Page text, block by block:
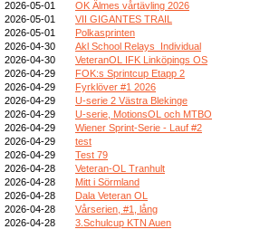
2026-05-01
OK Älmes vårtävling 2026
2026-05-01
VII GIGANTES TRAIL
2026-05-01
Polkasprinten
2026-04-30
Akl School Relays_Individual
2026-04-30
VeteranOL IFK Linköpings OS
2026-04-29
FOK:s Sprintcup Etapp 2
2026-04-29
Fyrklöver #1 2026
2026-04-29
U-serie 2 Västra Blekinge
2026-04-29
U-serie, MotionsOL och MTBO
2026-04-29
Wiener Sprint-Serie - Lauf #2
2026-04-29
test
2026-04-29
Test 79
2026-04-28
Veteran-OL Tranhult
2026-04-28
Mitt i Sörmland
2026-04-28
Dala Veteran OL
2026-04-28
Vårserien, #1, lång
2026-04-28
3.Schulcup KTN Auen